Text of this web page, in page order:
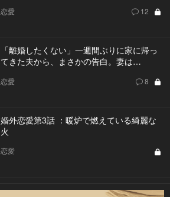
恋愛 12
「離婚したくない」一週間ぶりに家に帰っ
てきた夫から、まさかの告白。妻は…
恋愛 8
婚外恋愛第3話 ：暖炉で燃えている綺麗な
火
恋愛